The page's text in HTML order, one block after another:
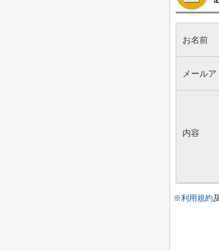
お名前
メールア
内容
※利用規約